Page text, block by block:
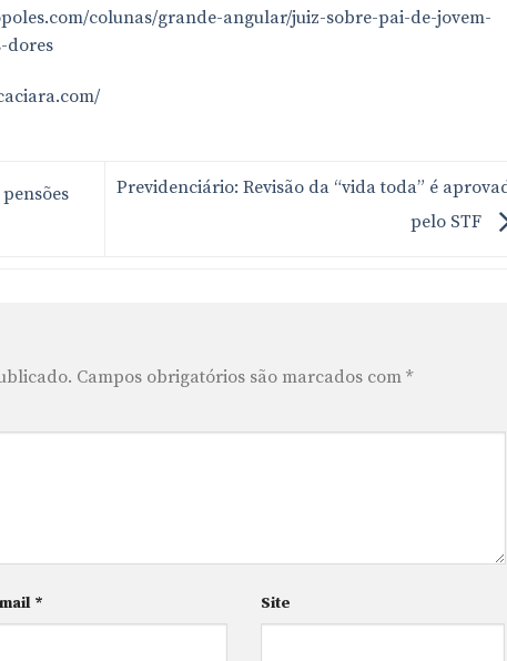
colunas/grande-angular/juiz-sobre-pai-de-jovem-
dores
Previdenciário: Revisão da “vida toda” é
pelo STF
Campos obrigatórios são marcados com *
* Site